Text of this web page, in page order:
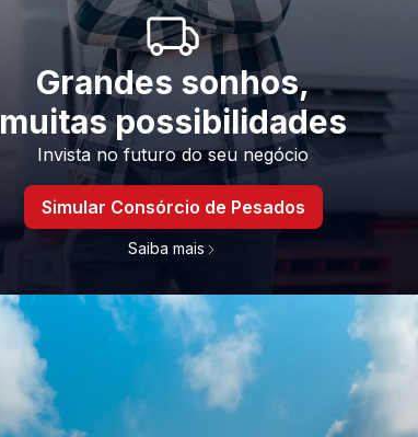
Grandes sonhos,
muitas possibilidades
Invista no futuro do seu negócio
Simular Consórcio de Pesados
Saiba mais